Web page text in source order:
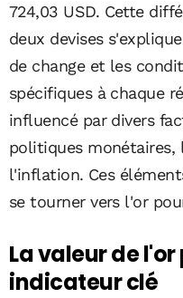
724,03 USD. Cette
deux devises
de change et les
spécifiques à chaque
influencé par divers
politiques monétaires,
l'inflation. Ces
se tourner vers l'or
La valeur de
indicateur clé